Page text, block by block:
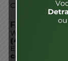
Conheça SC
FALE
WhatsApp:
(48) 3664-
E-mail: